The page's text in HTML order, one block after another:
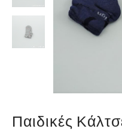
Παιδικές